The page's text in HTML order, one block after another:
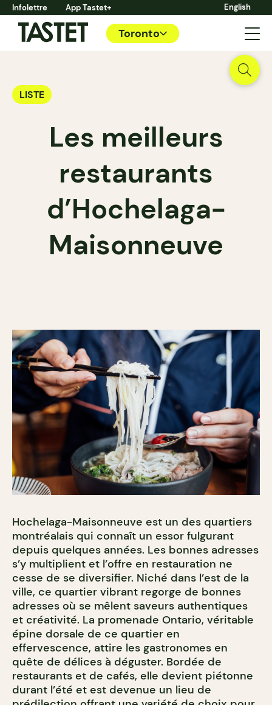
Infolettre App Tastet+ English
Toronto
LISTE
Les meilleurs
restaurants
d’Hochelaga-
Maisonneuve
Hochelaga-Maisonneuve est un des quartiers
montréalais qui connaît un essor fulgurant
depuis quelques années. Les bonnes adresses
s’y multiplient et l’offre en restauration ne
cesse de se diversifier. Niché dans l’est de la
ville, ce quartier vibrant regorge de bonnes
adresses où se mêlent saveurs authentiques
et créativité. La promenade Ontario, véritable
épine dorsale de ce quartier en
effervescence, attire les gastronomes en
quête de délices à déguster. Bordée de
restaurants et de cafés, elle devient piétonne
durant l’été et est devenue un lieu de